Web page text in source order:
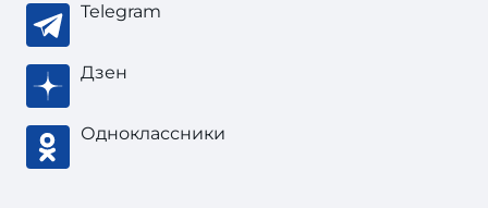
Telegram
Дзен
Одноклассники